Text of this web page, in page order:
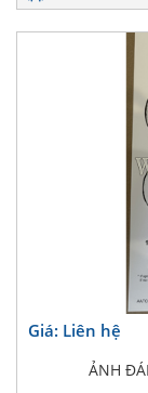
Giá: Liên hệ
ẢNH